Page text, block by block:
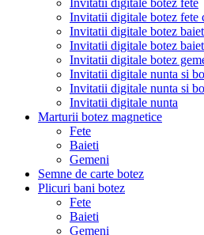
Invitatii digitale botez fete
Invitatii digitale botez
Invitatii digitale botez
Invitatii digitale botez
Invitatii digitale nunta si
Invitatii digitale nunta si
Invitatii digitale nunta
Marturii botez magnetice
Fete
Baieti
Gemeni
Semne de carte botez
Plicuri bani botez
Fete
Baieti
Gemeni